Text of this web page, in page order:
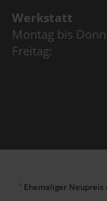
Werkstatt
Montag bis
Freitag:
1 Ehemaliger